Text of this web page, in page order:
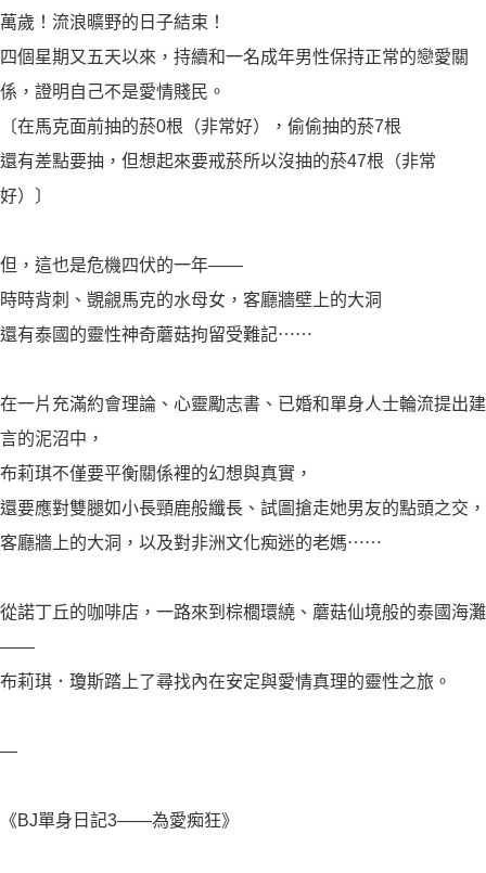
萬歲！流浪曠野的日子結束！
四個星期又五天以來，持續和一名成年男性保持正常的戀愛關
係，證明自己不是愛情賤民。
〔在馬克面前抽的菸0根（非常好），偷偷抽的菸7根
還有差點要抽，但想起來要戒菸所以沒抽的菸47根（非常
好）〕
但，這也是危機四伏的一年——
時時背刺、覬覦馬克的水母女，客廳牆壁上的大洞
還有泰國的靈性神奇蘑菇拘留受難記⋯⋯
在一片充滿約會理論、心靈勵志書、已婚和單身人士輪流提出建
言的泥沼中，
布莉琪不僅要平衡關係裡的幻想與真實，
還要應對雙腿如小長頸鹿般纖長、試圖搶走她男友的點頭之交，
客廳牆上的大洞，以及對非洲文化痴迷的老媽⋯⋯
從諾丁丘的咖啡店，一路來到棕櫚環繞、蘑菇仙境般的泰國海灘
——
布莉琪．瓊斯踏上了尋找內在安定與愛情真理的靈性之旅。
—
《BJ單身日記3——為愛痴狂》